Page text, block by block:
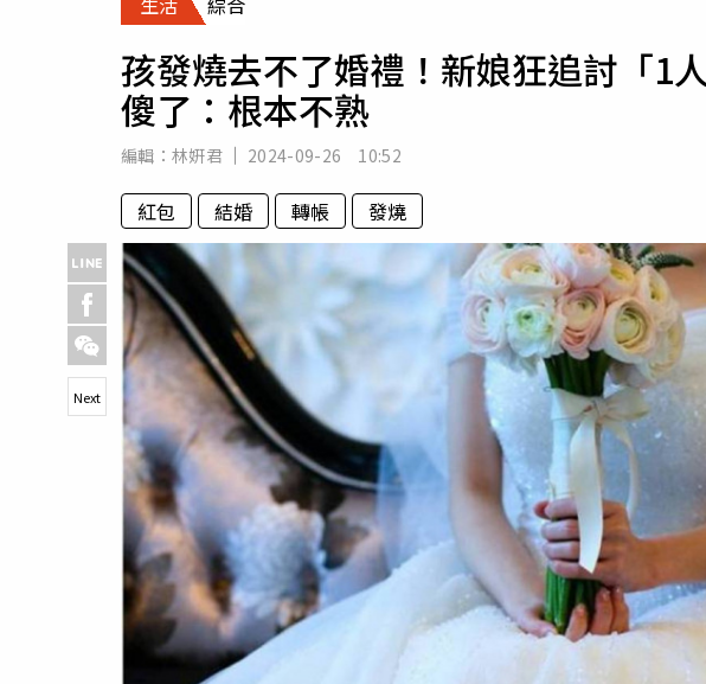
專欄
孩發燒去不了婚禮！新娘狂追討「
傻了：根本不熟
編輯： 林姸君 2024-09-26 10:52
紅包 結婚 轉帳 發燒
Next